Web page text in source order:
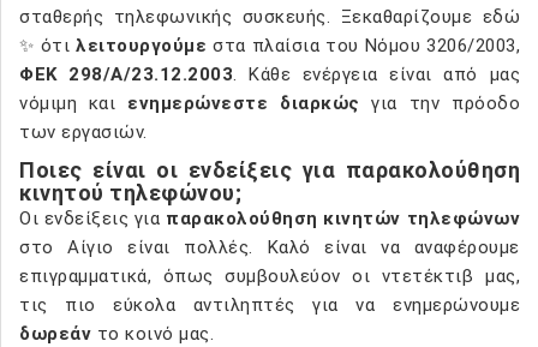
σταθερής τηλεφωνικής συσκευής. Ξεκαθαρίζουμε εδώ
✨ ότιλειτουργούμε στα πλαίσια του Νόμου 3206/2003,
ΦΕΚ 298/Α/23.12.2003. Κάθε ενέργεια είναι από μας
νόμιμη και ενημερώνεστε διαρκώς για την πρόοδο
των εργασιών.
Ποιες είναι οι ενδείξεις για παρακολούθηση
κινητού τηλεφώνου;
Οι ενδείξεις για παρακολούθηση κινητών τηλεφώνων
στο Αίγιο είναι πολλές. Καλό είναι να αναφέρουμε
επιγραμματικά, όπως συμβουλεύον οι ντετέκτιβ μας,
τις πιο εύκολα αντιληπτές για να ενημερώνουμε
δωρεάν το κοινό μας.